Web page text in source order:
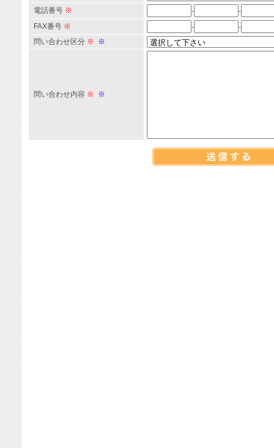
電話番号 ※ -
-
FAX番号 ※ -
-
問い合わせ区分 ※ ※
問い合わせ内容 ※ ※